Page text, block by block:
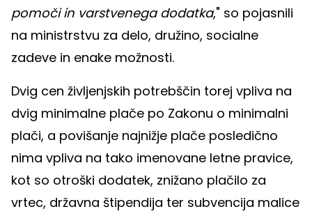
pomoči in varstvenega dodatka," so pojasnili
na ministrstvu za delo, družino, socialne
zadeve in enake možnosti.
Dvig cen življenjskih potrebščin torej vpliva na
dvig minimalne plače po Zakonu o minimalni
plači, a povišanje najnižje plače posledično
nima vpliva na tako imenovane letne pravice,
kot so otroški dodatek, znižano plačilo za
vrtec, državna štipendija ter subvencija malice